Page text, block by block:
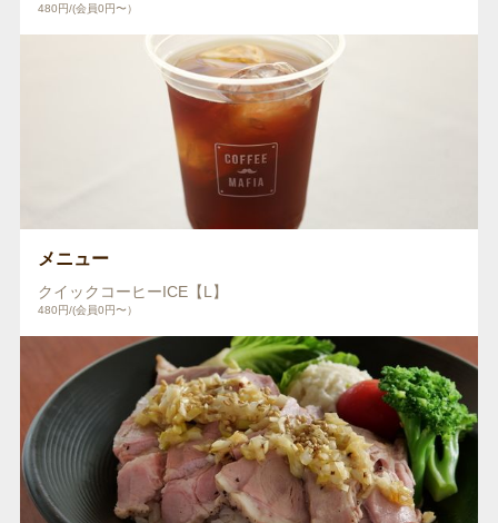
480円/(会員0円〜）
メニュー
クイックコーヒーICE【L】
480円/(会員0円〜）